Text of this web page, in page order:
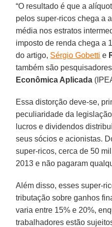
“O resultado é que a
pelos super-ricos chega a
média nos estratos
imposto de renda chega a
do artigo, Sérgio Gobetti e
também são
Econômica Aplicada
Essa distorção deve-se,
peculiaridade da
lucros e dividendos
seus sócios e acionistas.
super-ricos, cerca de 50
2013 e não pagaram
Além disso, esses super-
tributação sobre ganhos
varia entre 15% e 20%,
trabalhadores estão